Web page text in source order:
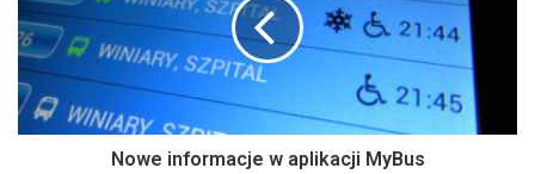
Nowe informacje w aplikacji MyBus